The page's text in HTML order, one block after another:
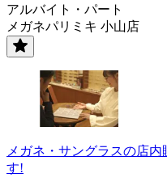
アルバイト・パート
メガネパリミキ 小山店
メガネ・サングラスの店
す!